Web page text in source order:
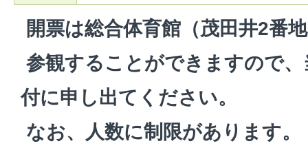
開票は総合体育館（茂田井2番
参観することができますので
付に申し出てください。
なお、人数に制限があります。